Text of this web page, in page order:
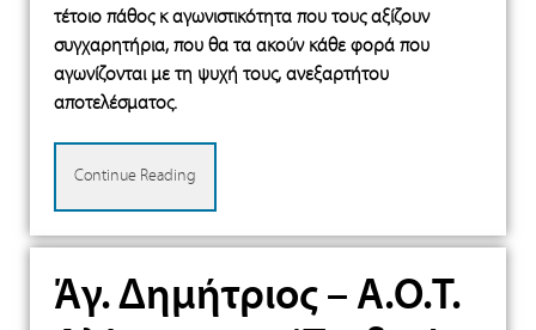
τέτοιο πάθος κ αγωνιστικότητα που τους αξίζουν
συγχαρητήρια, που θα τα ακούν κάθε φορά που
αγωνίζονται με τη ψυχή τους, ανεξαρτήτου
αποτελέσματος.
Continue Reading
Άγ. Δημήτριος – Α.Ο.Τ.